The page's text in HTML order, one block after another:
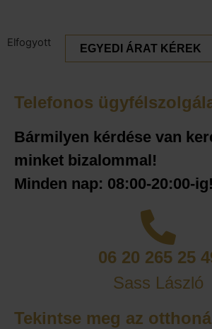
Elfogyott EGYEDI ÁRAT KÉREK
Telefonos
Bármilyen kérdése van
minket bizalommal!
Minden nap: 08:00-20:00-ig!
06 20 265 25
Sass László
Tekintse meg az